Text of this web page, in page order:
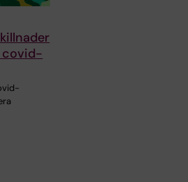
covid-